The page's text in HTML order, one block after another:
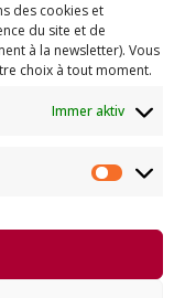
des cookies et
du site et de
à la newsletter). Vous
choix à tout moment.
Immer aktiv
de Thayé
le XVII Gyalwa